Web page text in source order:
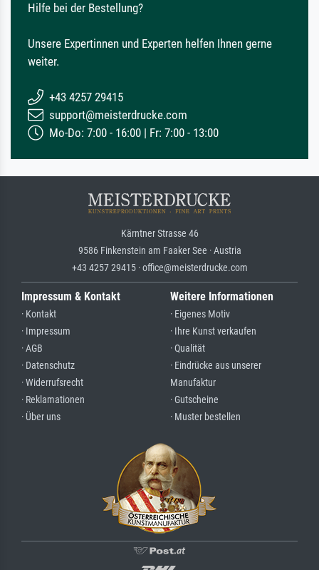
Hilfe bei der Bestellung?
Unsere Expertinnen und Experten helfen Ihnen gerne
weiter.
+43 4257 29415
support@meisterdrucke.com
Mo-Do: 7:00 - 16:00 | Fr: 7:00 - 13:00
Kärntner Strasse 46
9586 Finkenstein am Faaker See · Austria
+43 4257 29415 · office@meisterdrucke.com
Impressum & Kontakt
· Kontakt
· Impressum
· AGB
· Datenschutz
· Widerrufsrecht
· Reklamationen
· Über uns
Weitere Informationen
· Eigenes Motiv
· Ihre Kunst verkaufen
· Qualität
· Eindrücke aus unserer
Manufaktur
· Gutscheine
· Muster bestellen